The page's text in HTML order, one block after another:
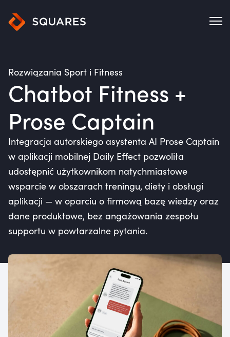
Rozwiązania Sport i Fitness
Chatbot Fitness +
Prose Captain
Integracja autorskiego asystenta AI Prose Captain
w aplikacji mobilnej Daily Effect pozwoliła
udostępnić użytkownikom natychmiastowe
wsparcie w obszarach treningu, diety i obsługi
aplikacji — w oparciu o firmową bazę wiedzy oraz
dane produktowe, bez angażowania zespołu
supportu w powtarzalne pytania.